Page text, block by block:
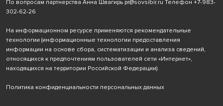
По вопросам партнерства Анна Швагирь pr@sovsibir.ru Телефон +7-983-
302-62-26
На информационном ресурсе применяются рекомендательные
технологии (информационные технологии предоставления
информации на основе сбора, систематизации и анализа сведений,
относящихся к предпочтениям пользователей сети «Интернет»,
находящихся на территории Российской Федерации).
Политика конфиденциальности персональных данных